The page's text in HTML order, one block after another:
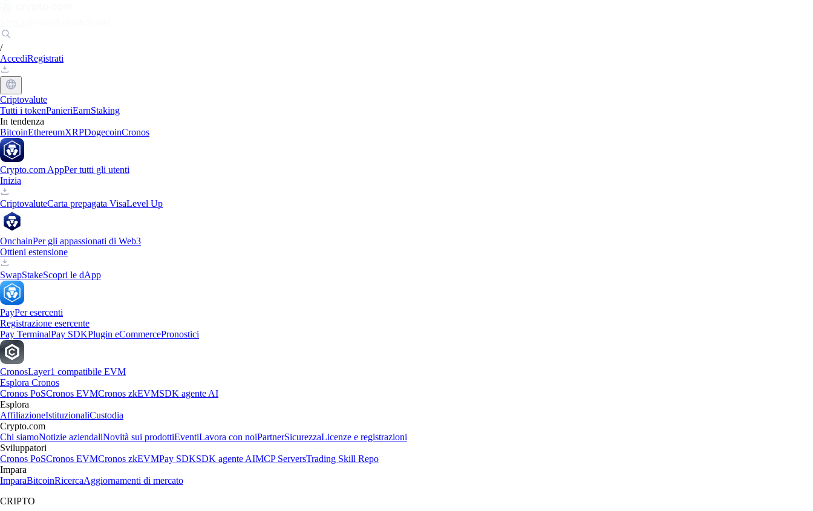
/
AccediRegistrati
Criptovalute
Tutti i tokenPanieriEarnStaking
In tendenza
BitcoinEthereumXRPDogecoinCronos
Crypto.com AppPer tutti gli utenti
Inizia
CriptovaluteCarta prepagata VisaLevel Up
OnchainPer gli appassionati di Web3
Ottieni estensione
SwapStakeScopri le dApp
PayPer esercenti
Registrazione esercente
Pay TerminalPay SDKPlugin eCommercePronostici
CronosLayer1 compatibile EVM
Esplora Cronos
Cronos PoSCronos EVMCronos zkEVMSDK agente AI
Esplora
AffiliazioneIstituzionaliCustodia
Crypto.com
Chi siamoNotizie aziendaliNovità sui prodottiEventiLavora con noiPartnerSicurezzaLicenze e registrazioni
Sviluppatori
Cronos PoSCronos EVMCronos zkEVMPay SDKSDK agente AIMCP ServersTrading Skill Repo
Impara
ImparaBitcoinRicercaAggiornamenti di mercato
CRIPTO